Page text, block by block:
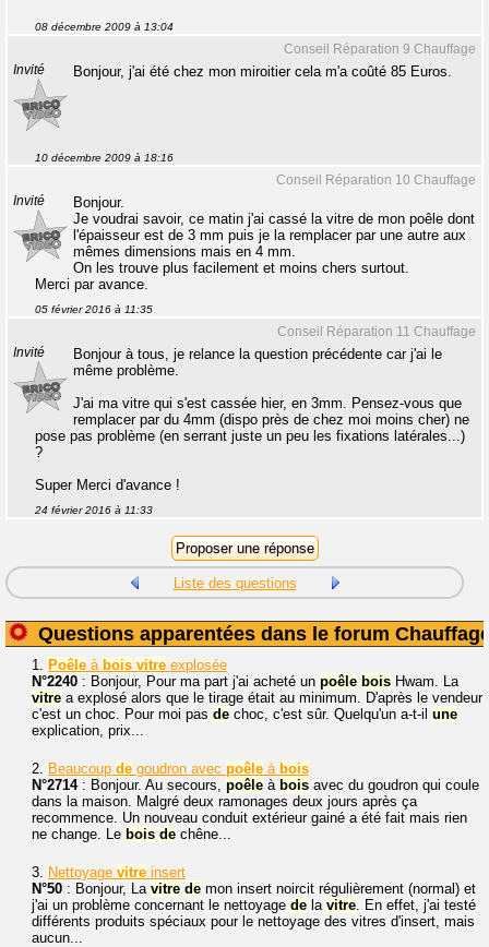
08 décembre 2009 à 13:04
Conseil Réparation 9 Chauffage
Invité Bonjour, j'ai été chez mon miroitier cela m'a coûté 85 Euros.
10 décembre 2009 à 18:16
Conseil Réparation 10 Chauffage
Invité
Bonjour.
Je voudrai savoir, ce matin j'ai cassé la vitre de mon poêle dont
l'épaisseur est de 3 mm puis je la remplacer par une autre aux
mêmes dimensions mais en 4 mm.
On les trouve plus facilement et moins chers surtout.
Merci par avance.
05 février 2016 à 11:35
Conseil Réparation 11 Chauffage
Invité
Bonjour à tous, je relance la question précédente car j'ai le
même problème.
J'ai ma vitre qui s'est cassée hier, en 3mm. Pensez-vous que
remplacer par du 4mm (dispo près de chez moi moins cher) ne
pose pas problème (en serrant juste un peu les fixations latérales...)
?
Super Merci d'avance !
24 février 2016 à 11:33
Liste des questions
Questions apparentées dans le forum
1. Poêle à bois vitre explosée
N°2240 : Bonjour, Pour ma part j'ai acheté un poêle bois Hwam. La
vitre a explosé alors que le tirage était au minimum. D'après le vendeur
c'est un choc. Pour moi pas de choc, c'est sûr. Quelqu'un a-t-il une
explication, prix...
2. Beaucoup de goudron avec poêle à bois
N°2714: Bonjour. Au secours, poêle à bois avec du goudron qui coule
dans la maison. Malgré deux ramonages deux jours après ça
recommence. Un nouveau conduit extérieur gainé a été fait mais rien
ne change. Le bois de chêne...
3. Nettoyage vitre insert
N°50 : Bonjour, La vitre de mon insert noircit régulièrement (normal) et
j'ai un problème concernant le nettoyage de la vitre. En effet, j'ai testé
différents produits spéciaux pour le nettoyage des vitres d'insert, mais
aucun...